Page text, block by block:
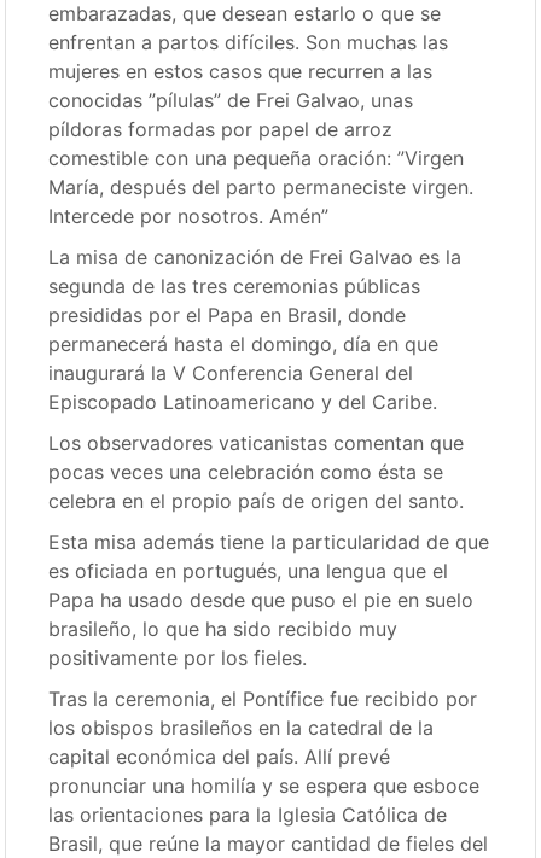
embarazadas, que desean estarlo o que se
enfrentan a partos difíciles. Son muchas las
mujeres en estos casos que recurren a las
conocidas ”pílulas” de Frei Galvao, unas
píldoras formadas por papel de arroz
comestible con una pequeña oración: ”Virgen
María, después del parto permaneciste virgen.
Intercede por nosotros. Amén”
La misa de canonización de Frei Galvao es la
segunda de las tres ceremonias públicas
presididas por el Papa en Brasil, donde
permanecerá hasta el domingo, día en que
inaugurará la V Conferencia General del
Episcopado Latinoamericano y del Caribe.
Los observadores vaticanistas comentan que
pocas veces una celebración como ésta se
celebra en el propio país de origen del santo.
Esta misa además tiene la particularidad de que
es oficiada en portugués, una lengua que el
Papa ha usado desde que puso el pie en suelo
brasileño, lo que ha sido recibido muy
positivamente por los fieles.
Tras la ceremonia, el Pontífice fue recibido por
los obispos brasileños en la catedral de la
capital económica del país. Allí prevé
pronunciar una homilía y se espera que esboce
las orientaciones para la Iglesia Católica de
Brasil, que reúne la mayor cantidad de fieles del